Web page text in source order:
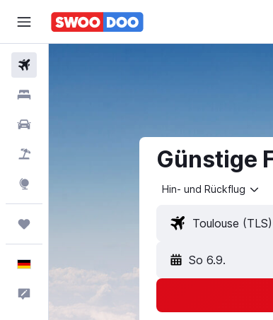
Günstige
Hin- und Rückflug
So 6.9.